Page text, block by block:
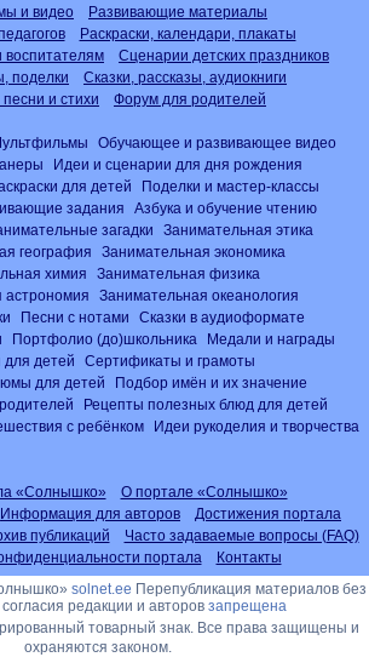
и видео
Развивающие материалы
Раскраски, календари, плакаты
Сценарии детских праздников
поделки
Сказки, рассказы, аудиокниги
и стихи
Форум для родителей
Обучающее и развивающее видео
Идеи и сценарии для дня рождения
для детей
Поделки и мастер-классы
задания
Азбука и обучение чтению
загадки
Занимательная этика
география
Занимательная экономика
химия
Занимательная физика
астрономия
Занимательная океанология
Песни с нотами
Сказки в аудиоформате
Портфолио (до)школьника
Медали и награды
детей
Сертификаты и грамоты
для детей
Подбор имён и их значение
Рецепты полезных блюд для детей
с ребёнком Идеи рукоделия и творчества
«Солнышко»
О портале «Солнышко»
Информация для авторов
Достижения портала
публикаций
Часто задаваемые вопросы (FAQ)
портала
Контакты
solnet.ee Перепубликация материалов без
редакции и авторов запрещена
товарный знак. Все права защищены и
охраняются законом.